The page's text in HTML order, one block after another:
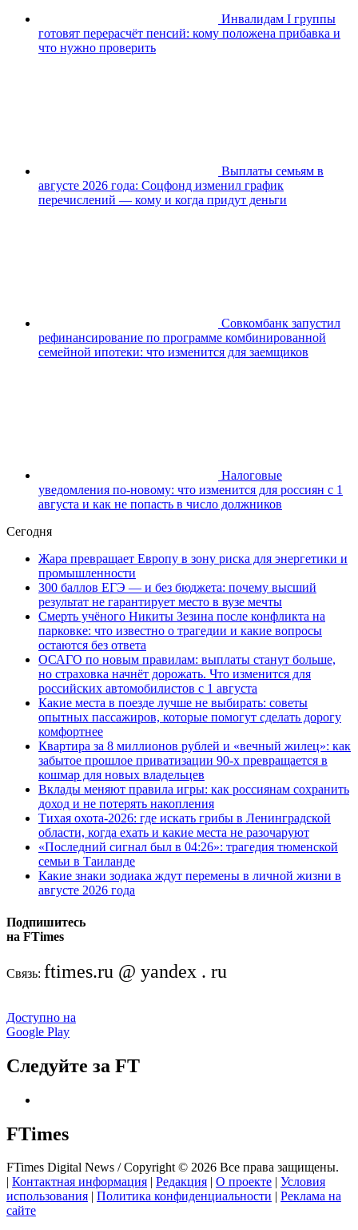
Инвалидам I группы
готовят перерасчёт пенсий: кому положена прибавка и
что нужно проверить
Выплаты семьям в
августе 2026 года: Соцфонд изменил график
перечислений — кому и когда придут деньги
Совкомбанк запустил
рефинансирование по программе комбинированной
семейной ипотеки: что изменится для заемщиков
Налоговые
уведомления по-новому: что изменится для россиян с 1
августа и как не попасть в число должников
Сегодня
Жара превращает Европу в зону риска для энергетики и
промышленности
300 баллов ЕГЭ — и без бюджета: почему высший
результат не гарантирует место в вузе мечты
Смерть учёного Никиты Зезина после конфликта на
парковке: что известно о трагедии и какие вопросы
остаются без ответа
ОСАГО по новым правилам: выплаты станут больше,
но страховка начнёт дорожать. Что изменится для
российских автомобилистов с 1 августа
Какие места в поезде лучше не выбирать: советы
опытных пассажиров, которые помогут сделать дорогу
комфортнее
Квартира за 8 миллионов рублей и «вечный жилец»: как
забытое прошлое приватизации 90-х превращается в
кошмар для новых владельцев
Вклады меняют правила игры: как россиянам сохранить
доход и не потерять накопления
Тихая охота-2026: где искать грибы в Ленинградской
области, когда ехать и какие места не разочаруют
«Последний сигнал был в 04:26»: трагедия тюменской
семьи в Таиланде
Какие знаки зодиака ждут перемены в личной жизни в
августе 2026 года
Подпишитесь
на FTimes
Связь: ftimes.ru @ yandex . ru
Доступно на
Google Play
Следуйте за FT
FTimes
FTimes Digital News / Copyright © 2026 Все права защищены.
Контактная информация Редакция О проекте
Условия
использования
Политика конфиденциальности
Реклама на
сайте